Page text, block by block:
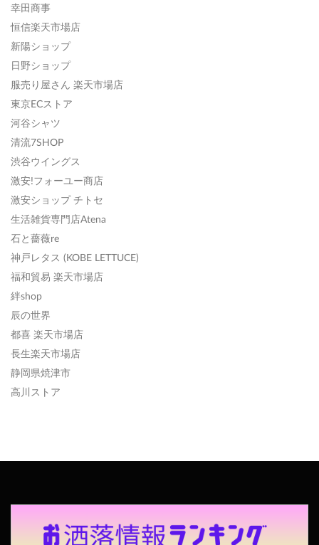
幸田商事
恒信楽天市場店
新陽ショップ
日野ショップ
服売り屋さん 楽天市場店
東京ECストア
河谷シャツ
清流7SHOP
渋谷ウイングス
激安!フォーユー商店
激安ショップ チトセ
生活雑貨専門店Atena
石と薔薇re
神戸レタス (KOBE LETTUCE)
福和貿易 楽天市場店
絆shop
辰の世界
都喜 楽天市場店
長生楽天市場店
静岡県焼津市
高川ストア